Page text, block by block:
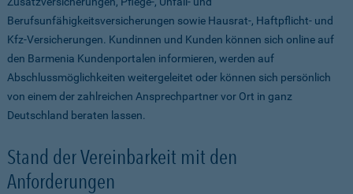
Berufsunfähigkeitsversicherungen sowie Hausrat-, Haftpflicht- und
Kfz-Versicherungen. Kundinnen und Kunden können sich online auf
den Barmenia Kundenportalen informieren, werden auf
Abschlussmöglichkeiten weitergeleitet oder können sich persönlich
von einem der zahlreichen Ansprechpartner vor Ort in ganz
Deutschland beraten lassen.
Stand der Vereinbarkeit mit den
Anforderungen